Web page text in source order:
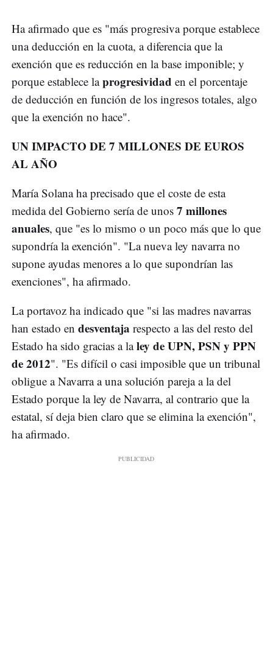
Ha afirmado que es "más progresiva porque establece
una deducción en la cuota, a diferencia que la
exención que es reducción en la base imponible; y
porque establece laprogresividad en el porcentaje
de deducción en función de los ingresos totales, algo
que la exención no hace".
UN IMPACTO DE 7 MILLONES DE EUROS
AL AÑO
María Solana ha precisado que el coste de esta
medida del Gobierno sería de unos 7 millones
anuales, que "es lo mismo o un poco más que lo que
supondría la exención". "La nueva ley navarra no
supone ayudas menores a lo que supondrían las
exenciones", ha afirmado.
La portavoz ha indicado que "si las madres navarras
han estado en desventaja respecto a las del resto del
Estado ha sido gracias a laley de UPN, PSN y PPN
de 2012". "Es difícil o casi imposible que un tribunal
obligue a Navarra a una solución pareja a la del
Estado porque la ley de Navarra, al contrario que la
estatal, sí deja bien claro que se elimina la exención",
ha afirmado.